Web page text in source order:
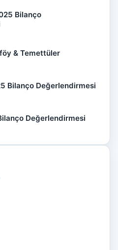
Bilanço
& Temettüler
Bilanço Değerlendirmesi
Değerlendirmesi